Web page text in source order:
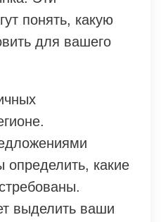
понять, какую
для вашего
определить, какие
выделить ваши